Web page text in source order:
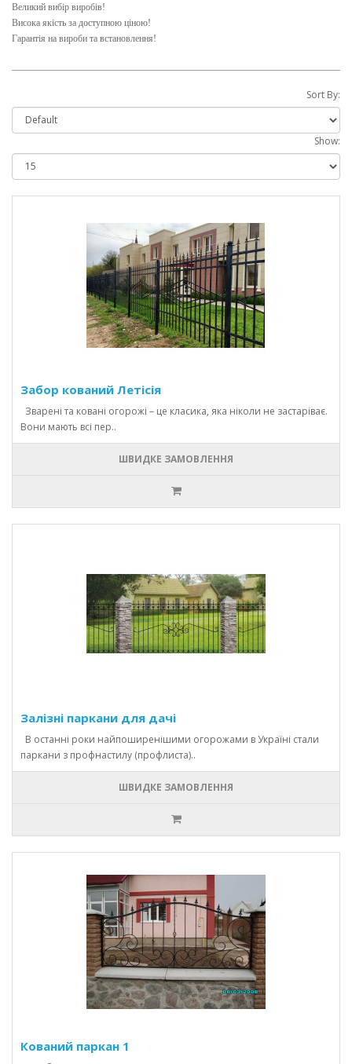
Великий вибір виробів!
Висока якість за доступною ціною!
Гарантія на вироби та встановлення!
Sort By:
Show:
Забор кований Летісія
Зварені та ковані огорожі – це класика, яка ніколи не застаріває.
Вони мають всі пер..
ШВИДКЕ ЗАМОВЛЕННЯ
Залізні паркани для дачі
В останні роки найпоширенішими огорожами в Україні стали
паркани з профнастилу (профлиста)..
ШВИДКЕ ЗАМОВЛЕННЯ
Кований паркан 1